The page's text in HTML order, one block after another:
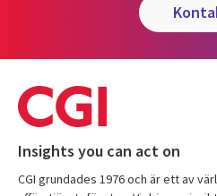
Insights you can act on
CGI grundades 1976 och är ett av